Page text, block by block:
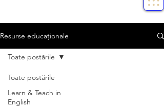
Resurse educaționale
Toate postările
Learn & Teach in
English
Toate postările